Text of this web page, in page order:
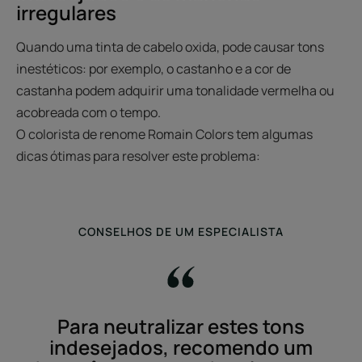
irregulares
Quando uma tinta de cabelo oxida, pode causar tons
inestéticos: por exemplo, o castanho e a cor de
castanha podem adquirir uma tonalidade vermelha ou
acobreada com o tempo.
O colorista de renome Romain Colors tem algumas
dicas ótimas para resolver este problema:
CONSELHOS DE UM ESPECIALISTA
Para neutralizar estes tons
indesejados, recomendo um